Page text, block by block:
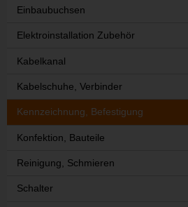
Einbaubuchsen
Elektroinstallation Zubehör
Kabelkanal
Kabelschuhe, Verbinder
Kennzeichnung, Befestigung
Konfektion, Bauteile
Reinigung, Schmieren
Schalter